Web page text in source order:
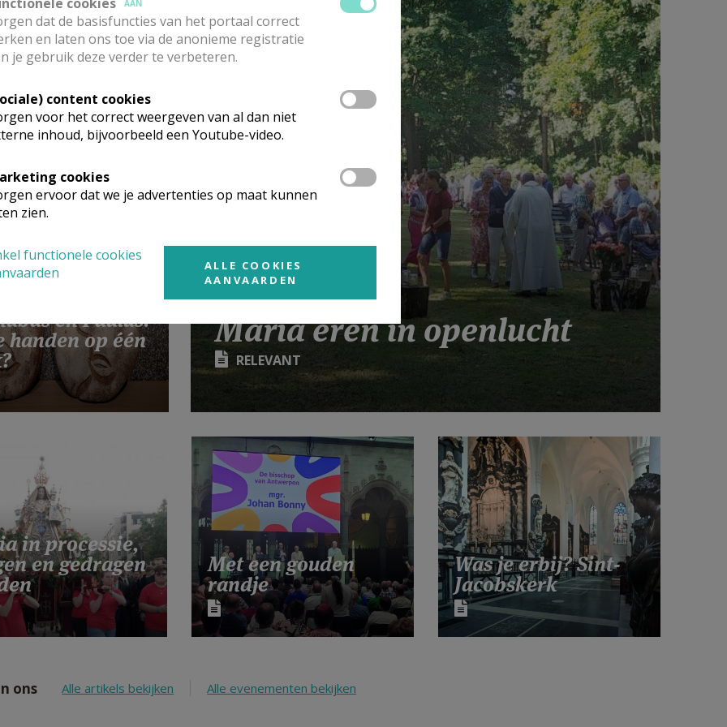
maken
Doen of
en Paulus:
handen op één Maria eren in openlucht
RELEVANT
in processie,
en gedragen Met een gouden
randje
Was je erbij? Sint-
Jacobskerk
ons Alle artikels bekijken Alle evenementen bekijken
AAN
dat de basisfuncties van het portaal correct
en laten ons toe via de anonieme registratie
je gebruik deze verder te verbeteren.
content cookies
voor het correct weergeven van al dan niet
inhoud, bijvoorbeeld een Youtube-video.
cookies
ervoor dat we je advertenties op maat kunnen
zien.
functionele cookies
ALLE COOKIES
AANVAARDEN